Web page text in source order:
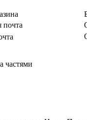
почта
частями